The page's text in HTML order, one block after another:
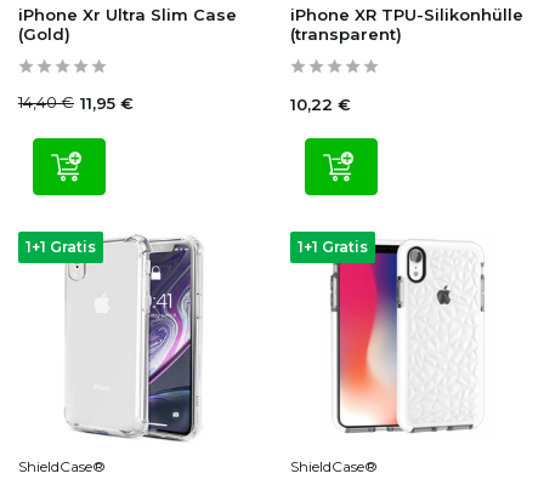
iPhone Xr Ultra Slim Case
(Gold)
14,40 € 11,95 €
iPhone XR TPU-Silikonhülle
(transparent)
10,22 €
1+1 Gratis
ShieldCase®
1+1 Gratis
ShieldCase®